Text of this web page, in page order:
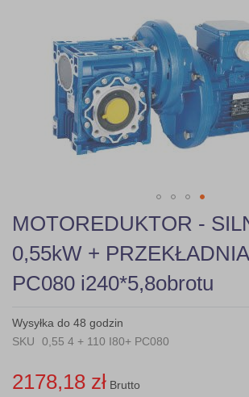
Skip
to
the
beginning
of
the
gallery
MOTOREDUKTOR -
0,55kW +
PC080 i240*5,8obrotu
Wysyłka do 48 godzin
SKU
0,55 4 + 110 I80+ PC080
2178,18 zł Brutto